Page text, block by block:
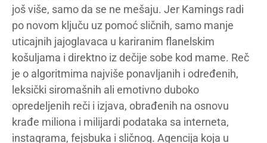
još više, samo da se ne mešaju. Jer Kamings radi
po novom ključu uz pomoć sličnih, samo manje
uticajnih jajoglavaca u kariranim flanelskim
košuljama i direktno iz dečije sobe kod mame. Reč
je o algoritmima najviše ponavljanih i određenih,
leksički siromašnih ali emotivno duboko
opredeljenih reči i izjava, obrađenih na osnovu
krađe miliona i milijardi podataka sa interneta,
instagrama, fejsbuka i sličnog. Agencija koja u